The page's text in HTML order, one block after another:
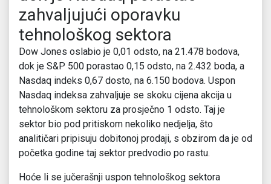
zahvaljujući oporavku
tehnološkog sektora
Dow Jones oslabio je 0,01 odsto, na 21.478 bodova,
dok je S&P 500 porastao 0,15 odsto, na 2.432 boda, a
Nasdaq indeks 0,67 dosto, na 6.150 bodova. Uspon
Nasdaq indeksa zahvaljuje se skoku cijena akcija u
tehnološkom sektoru za prosječno 1 odsto. Taj je
sektor bio pod pritiskom nekoliko nedjelja, što
analitičari pripisuju dobitonoj prodaji, s obzirom da je od
početka godine taj sektor predvodio po rastu.
Hoće li se jučerašnji uspon tehnološkog sektora